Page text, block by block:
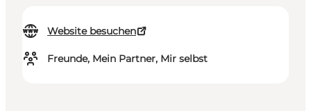
Website besuchen
Freunde, Mein Partner, Mir selbst